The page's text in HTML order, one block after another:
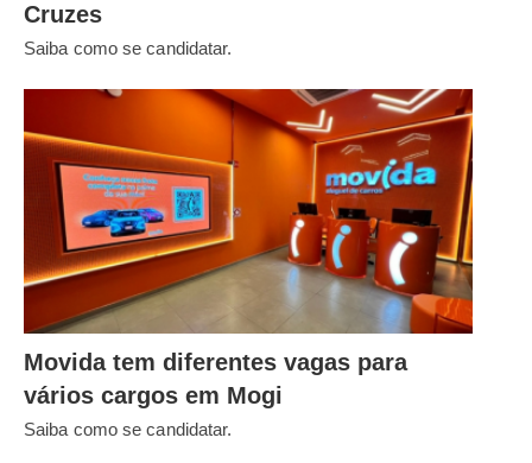
Cruzes
Saiba como se candidatar.
Movida tem diferentes vagas para
vários cargos em Mogi
Saiba como se candidatar.